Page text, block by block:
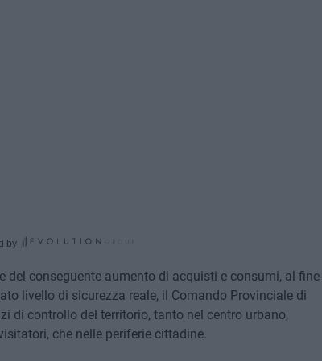
by
del conseguente aumento di acquisti e consumi, al fine
livello di sicurezza reale, il Comando Provinciale di
di controllo del territorio, tanto nel centro urbano,
che nelle periferie cittadine.